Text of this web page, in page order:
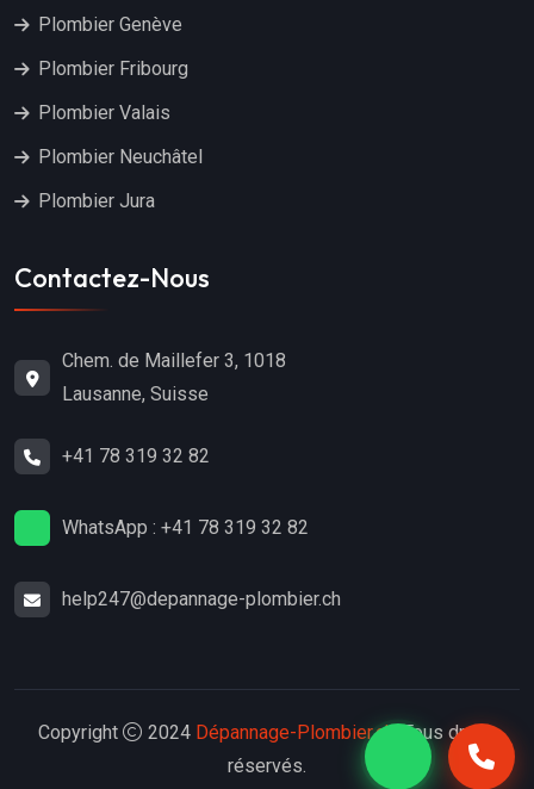
Plombier Genève
Plombier Fribourg
Plombier Valais
Plombier Neuchâtel
Plombier Jura
Contactez-Nous
Chem. de Maillefer 3, 1018
Lausanne, Suisse
+41 78 319 32 82
WhatsApp : +41 78 319 32 82
help247@depannage-plombier.ch
Copyright 2024 Dépannage-Plombier.ch. Tous droits
réservés.